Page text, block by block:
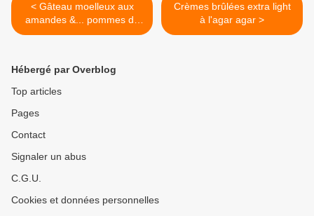
< Gâteau moelleux aux
amandes &... pommes de
terre
Crèmes brûlées extra light
à l'agar agar >
Hébergé par Overblog
Top articles
Pages
Contact
Signaler un abus
C.G.U.
Cookies et données personnelles